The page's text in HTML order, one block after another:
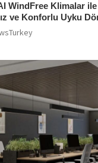
WindFree Klimalar
ve Konforlu Uyku